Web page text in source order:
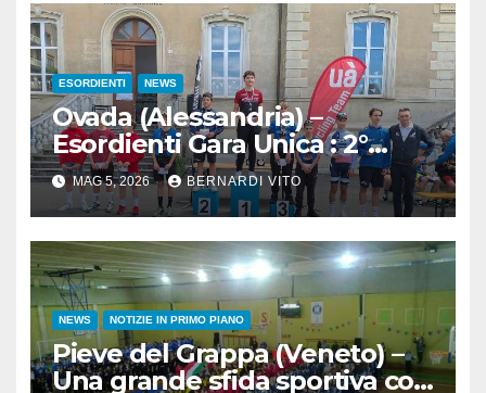
ESORDIENTI NEWS
Ovada (Alessandria) –
Esordienti Gara Unica : 2°
Trofeo Città di Ovada ad
Andrea Racca (Ardens Cycling
Team)
MAG 5, 2026 BERNARDI VITO
NEWS NOTIZIE IN PRIMO PIANO
Pieve del Grappa (Veneto) –
Una grande sfida sportiva con